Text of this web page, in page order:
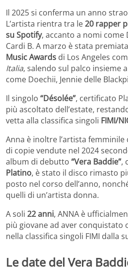
Il 2025 si conferma un anno
L’artista rientra tra le20 rapper
su Spotify, accanto a nomi come
Cardi B. A marzo è stata
Music Awards di Los Angeles
Italia, salendo sul palco insieme
come Doechii, Jennie delle
Il singolo “Désolée”, certificato
più ascoltato dell’estate,
vetta alla classifica singoli FIMI/
Anna è inoltre l’artista
di copie vendute nel 2024
album di debutto “Vera Baddie”,
Platino, è stato il disco rimasto
posto nel corso dell’anno,
quelli di un’artista donna.
A soli 22 anni, ANNA è
più giovane ad aver conquistato
nella classifica singoli FIMI dalla
Le date del Vera